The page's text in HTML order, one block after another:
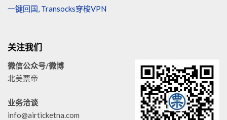
一键回国, Transocks穿梭VPN
关注我们
微信公众号/微博
北美票帝
业务洽谈
info@airticketna.com